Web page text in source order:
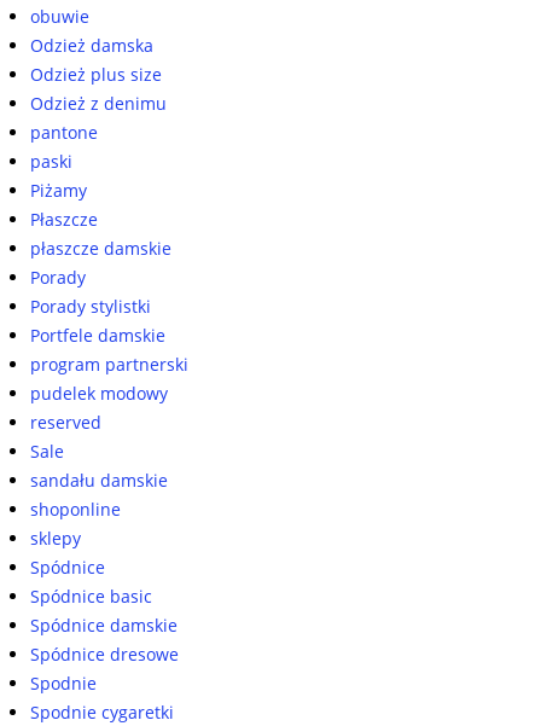
obuwie
Odzież damska
Odzież plus size
Odzież z denimu
pantone
paski
Piżamy
Płaszcze
płaszcze damskie
Porady
Porady stylistki
Portfele damskie
program partnerski
pudelek modowy
reserved
Sale
sandału damskie
shoponline
sklepy
Spódnice
Spódnice basic
Spódnice damskie
Spódnice dresowe
Spodnie
Spodnie cygaretki